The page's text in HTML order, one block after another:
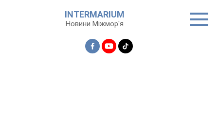
INTERMARIUM
Новини Міжмор'я